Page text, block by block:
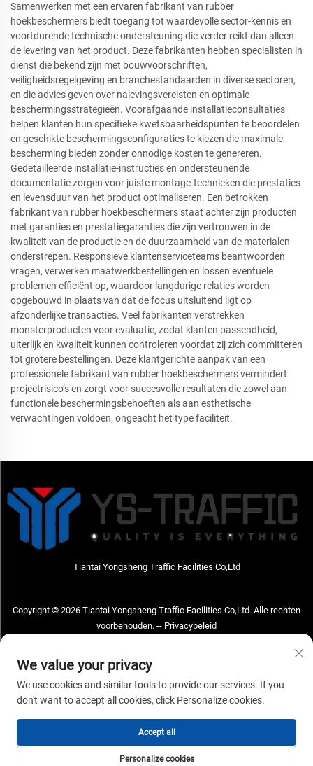
Samenwerken met een ervaren fabrikant van rubber
hoekbeschermers biedt toegang tot waardevolle sector-kennis en
voortdurende technische ondersteuning die verder reikt dan alleen
de levering van het product. Deze fabrikanten hebben specialisten in
dienst die bekend zijn met bouwvoorschriften,
veiligheidsregelgeving en branchestandaarden in diverse sectoren,
en die advies geven over nalevingsvereisten en optimale
beschermingsstrategieën. Voorafgaande installatieconsultaties
helpen klanten hun specifieke kwetsbaarheidspunten te beoordelen
en geschikte beschermingsconfiguraties te kiezen die maximale
bescherming bieden zonder onnodige kosten te genereren.
Gedetailleerde installatie-instructies en ondersteunende
documentatie zorgen voor juiste montage-technieken die prestaties
en levensduur van het product optimaliseren. Een betrokken
fabrikant van rubber hoekbeschermers staat achter zijn producten
met garanties en prestatiegaranties die zijn vertrouwen in de
kwaliteit van de productie en de duurzaamheid van de materialen
onderstrepen. Responsieve klantenserviceteams beantwoorden
vragen, verwerken maatwerkbestellingen en lossen eventuele
problemen efficiënt op, waardoor langdurige relaties worden
opgebouwd in plaats van dat de focus uitsluitend ligt op
afzonderlijke transacties. Veel fabrikanten verstrekken
monsterproducten voor evaluatie, zodat klanten passendheid,
uiterlijk en kwaliteit kunnen controleren voordat zij zich committeren
tot grotere bestellingen. Deze klantgerichte aanpak van een
professionele fabrikant van rubber hoekbeschermers vermindert
projectrisico’s en zorgt voor succesvolle resultaten die zowel aan
functionele beschermingsbehoeften als aan esthetische
verwachtingen voldoen, ongeacht het type faciliteit.
Tiantai Yongsheng Traffic Facilities Co,Ltd
Copyright © 2026 Tiantai Yongsheng Traffic Facilities Co,Ltd. Alle rechten
voorbehouden. -- Privacybeleid
Address: Tiantai Yongsheng Traffic Facilities Co,Ltd Adres; No.73 Hongchou
West Road, Hongchou town, Tiantai county, Taizhou City, Zhejiang Provice,
+86-18968682471
E-mailadres:
[email protected]
We value your privacy
We use cookies and similar tools to provide our services. If you
don't want to accept all cookies, click Personalize cookies.
Personalize cookies
Accept all